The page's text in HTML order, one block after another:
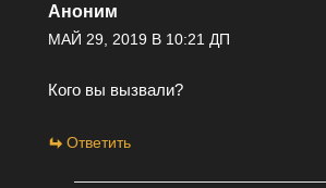
Аноним
МАЙ 29, 2019 В 10:21 ДП
Кого вы вызвали?
Ответить